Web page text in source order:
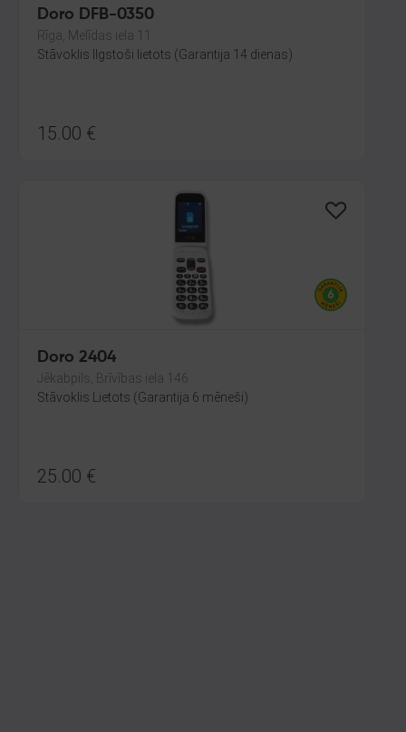
Doro DFB-0350
Rīga, Melīdas iela 11
Stāvoklis Ilgstoši lietots (Garantija 14 dienas)
15.00 €
Doro 2404
Jēkabpils, Brīvības iela 146
Stāvoklis Lietots (Garantija 6 mēneši)
25.00 €